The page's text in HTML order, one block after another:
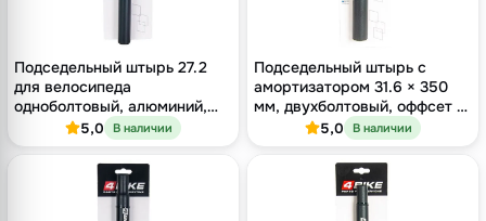
Подседельный штырь 27.2
для велосипеда
одноболтовый, алюминий,
длина 400 мм, оффсет 16 мм
5,0 В наличии
Подседельный штырь с
амортизатором 31.6 × 350
мм, двухболтовый, оффсет 12
мм, чёрный
5,0 В наличии